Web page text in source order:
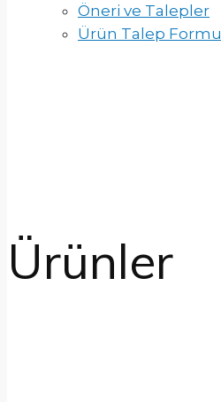
Öneri ve Talepler
Ürün Talep Formu
Ürünler